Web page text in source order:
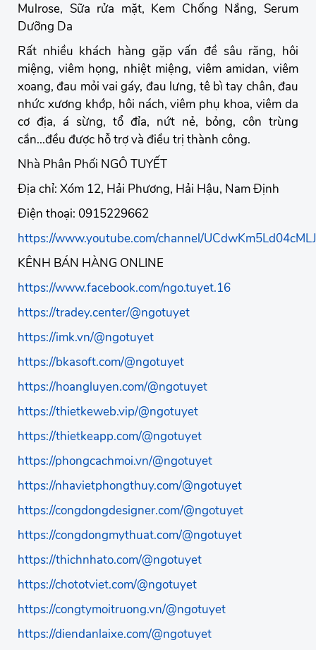
Mulrose, Sữa rửa mặt, Kem Chống Nắng, Serum
Dưỡng Da
Rất nhiều khách hàng gặp vấn đề sâu răng, hôi
miệng, viêm họng, nhiệt miệng, viêm amidan, viêm
xoang, đau mỏi vai gáy, đau lưng, tê bì tay chân, đau
nhức xương khớp, hôi nách, viêm phụ khoa, viêm da
cơ địa, á sừng, tổ đỉa, nứt nẻ, bỏng, côn trùng
cắn...đều được hỗ trợ và điều trị thành công.
Nhà Phân Phối NGÔ TUYẾT
Địa chỉ: Xóm 12, Hải Phương, Hải Hậu, Nam Định
Điện thoại: 0915229662
https://www.youtube.com/channel/
KÊNH BÁN HÀNG ONLINE
https://www.facebook.com/ngo.tuyet.16
https://tradey.center/@ngotuyet
https://imk.vn/@ngotuyet
https://bkasoft.com/@ngotuyet
https://hoangluyen.com/@ngotuyet
https://thietkeweb.vip/@ngotuyet
https://thietkeapp.com/@ngotuyet
https://phongcachmoi.vn/@ngotuyet
https://nhavietphongthuy.com/@ngotuyet
https://congdongdesigner.com/@ngotuyet
https://congdongmythuat.com/@ngotuyet
https://thichnhato.com/@ngotuyet
https://chototviet.com/@ngotuyet
https://congtymoitruong.vn/@ngotuyet
https://diendanlaixe.com/@ngotuyet